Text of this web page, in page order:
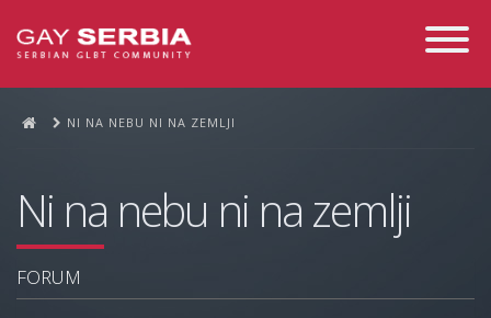
Toggle
NI NA NEBU NI NA ZEMLJI
Ni na nebu ni na zemlji
FORUM